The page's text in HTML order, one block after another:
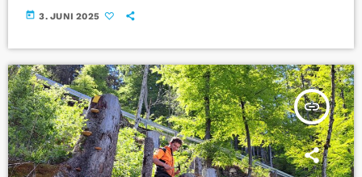
today 3. JUNI 2025
insert_link